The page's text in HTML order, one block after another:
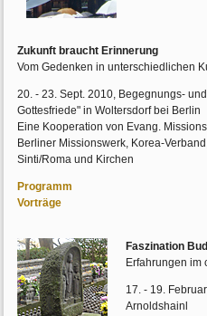
Zukunft braucht Erinnerung
Vom Gedenken in unterschiedlichen
20. - 23. Sept. 2010, Begegnungs-
Gottesfriede" in Woltersdorf bei Berlin
Eine Kooperation von Evang.
Berliner Missionswerk, Korea-
Sinti/Roma und Kirchen
Programm
Vorträge
Faszination
Erfahrungen im
17. - 19.
Arnoldshainl